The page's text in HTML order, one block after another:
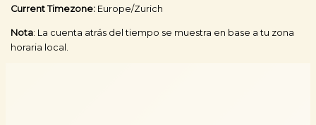
Current Timezone: Europe/Zurich
Nota: La cuenta atrás del tiempo se muestra en base a tu zona
horaria local.